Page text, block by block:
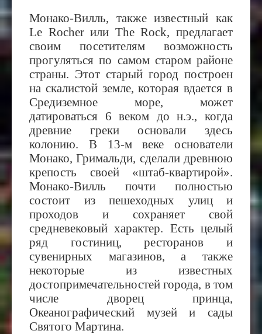
Монако-Вилль, также известный как
Le Rocher или The Rock, предлагает
своим посетителям возможность
прогуляться по самом старом районе
страны. Этот старый город построен
на скалистой земле, которая вдается в
Средиземное море, может
датироваться 6 веком до н.э., когда
древние греки основали здесь
колонию. В 13-м веке основатели
Монако, Гримальди, сделали древнюю
крепость своей «штаб-квартирой».
Монако-Вилль почти полностью
состоит из пешеходных улиц и
проходов и сохраняет свой
средневековый характер. Есть целый
ряд гостиниц, ресторанов и
сувенирных магазинов, а также
некоторые из известных
достопримечательностей города, в том
числе дворец принца,
Океанографический музей и сады
Святого Мартина.